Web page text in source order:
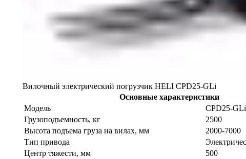
Вилочный электрический погрузчик HELI CPD25-GLi
Основные характеристики
Модель
CPD25-GLi
Грузоподъемность, кг
2500
Высота подъема груза на вилах, мм
2000-7000
Тип привода
Центр тяжести, мм
500